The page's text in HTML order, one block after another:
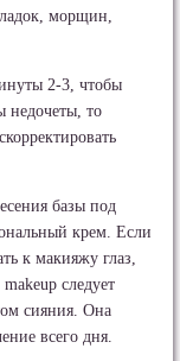
морщин,
2-3, чтобы
недочеты, то
базы под
крем. Если
к макияжу глаз,
следует
сияния. Она
всего дня.